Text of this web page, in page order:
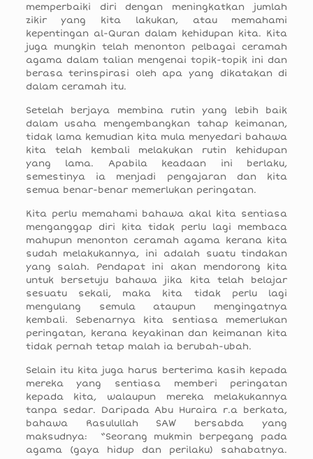
memperbaiki diri dengan meningkatkan jumlah
zikir yang kita lakukan, atau memahami
kepentingan al-Quran dalam kehidupan kita. Kita
juga mungkin telah menonton pelbagai ceramah
agama dalam talian mengenai topik-topik ini dan
berasa terinspirasi oleh apa yang dikatakan di
dalam ceramah itu.
Setelah berjaya membina rutin yang lebih baik
dalam usaha mengembangkan tahap keimanan,
tidak lama kemudian kita mula menyedari bahawa
kita telah kembali melakukan rutin kehidupan
yang lama. Apabila keadaan ini berlaku,
semestinya ia menjadi pengajaran dan kita
semua benar-benar memerlukan peringatan.
Kita perlu memahami bahawa akal kita sentiasa
menganggap diri kita tidak perlu lagi membaca
mahupun menonton ceramah agama kerana kita
sudah melakukannya, ini adalah suatu tindakan
yang salah. Pendapat ini akan mendorong kita
untuk bersetuju bahawa jika kita telah belajar
sesuatu sekali, maka kita tidak perlu lagi
mengulang semula ataupun mengingatnya
kembali. Sebenarnya kita sentiasa memerlukan
peringatan, kerana keyakinan dan keimanan kita
tidak pernah tetap malah ia berubah-ubah.
Selain itu kita juga harus berterima kasih kepada
mereka yang sentiasa memberi peringatan
kepada kita, walaupun mereka melakukannya
tanpa sedar. Daripada Abu Huraira r.a berkata,
bahawa Rasulullah SAW bersabda yang
maksudnya: “Seorang mukmin berpegang pada
agama (gaya hidup dan perilaku) sahabatnya.